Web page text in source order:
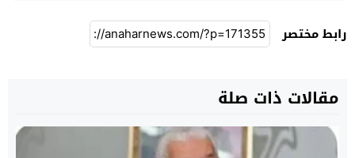
رابط مختصر
مقالات ذات صلة